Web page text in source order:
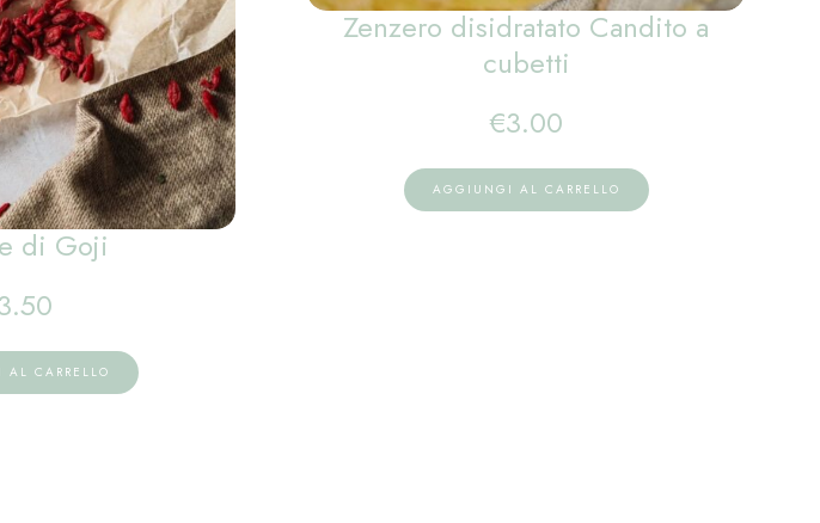
di Goji
CARRELLO
Zenzero disidratato Candito a
cubetti
€3.00
AGGIUNGI AL CARRELLO